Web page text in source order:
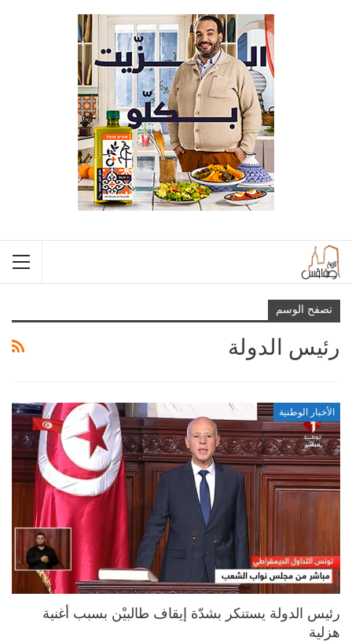
تصفح الوسم
رئيس الدولة
الأخبار الوطنية
رئيس الدولة يستنكر بشدّة إيقاف طالبيْن بسبب أغنية
هزلية